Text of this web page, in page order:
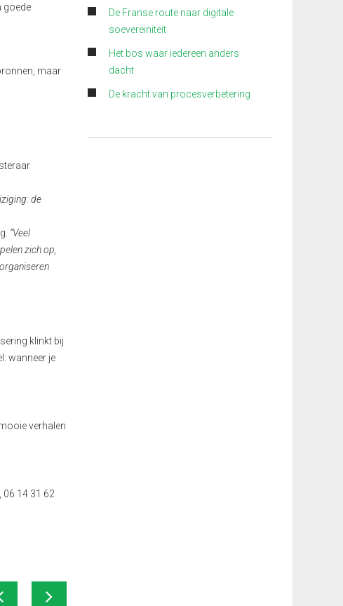
goede
maar
de
“Veel
zich op,
klinkt bij
wanneer je
verhalen
, 06 14 31 62
De Franse route naar digitale
soevereiniteit
Het bos waar iedereen anders
dacht
De kracht van procesverbetering